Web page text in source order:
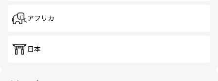
アフリカ
日本